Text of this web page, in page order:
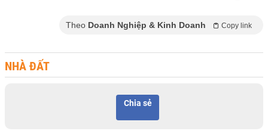
Theo Doanh Nghiệp & Kinh Doanh Copy link
NHÀ ĐẤT
Chia sẻ